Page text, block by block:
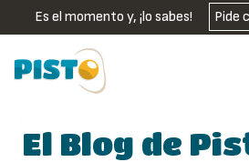
Es el momento y, ¡lo sabes! Pide
El Blog de